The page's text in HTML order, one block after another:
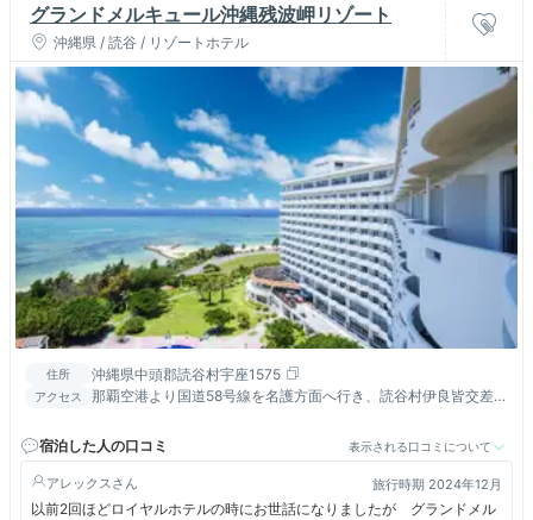
グランドメルキュール沖縄残波岬リゾート
沖縄県 / 読谷 / リゾートホテル
住所 沖縄県中頭郡読谷村宇座1575
アクセス
那覇空港より国道58号線を名護方面へ行き、読谷村伊良皆交差点
宿泊した人の口コミ
表示される口コミについて
アレックス 旅行時期 2024年12月
以前2回ほどロイヤルホテルの時にお世話になりましたが グランドメル